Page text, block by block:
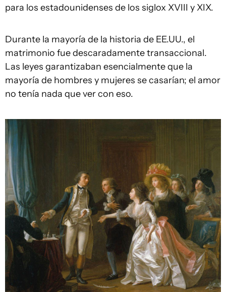
para los estadounidenses de los siglox XVIII y XIX.
Durante la mayoría de la historia de EE.UU., el
matrimonio fue descaradamente transaccional.
Las leyes garantizaban esencialmente que la
mayoría de hombres y mujeres se casarían; el amor
no tenía nada que ver con eso.